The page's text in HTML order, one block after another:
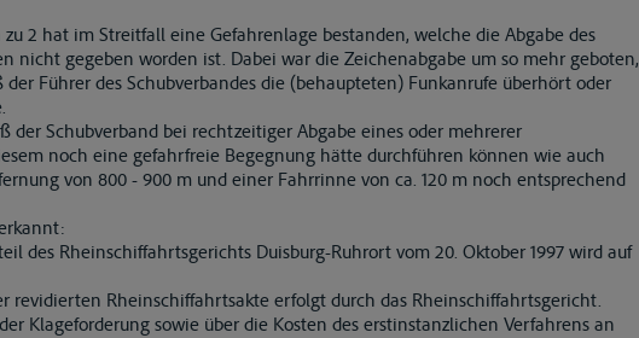
2 hat im Streitfall eine Gefahrenlage bestanden, welche die Abgabe des
nicht gegeben worden ist. Dabei war die Zeichenabgabe um so mehr geboten,
Führer des Schubverbandes die (behaupteten) Funkanrufe überhört oder
der Schubverband bei rechtzeitiger Abgabe eines oder mehrerer
noch eine gefahrfreie Begegnung hätte durchführen können wie auch
von 800 - 900 m und einer Fahrrinne von ca. 120 m noch entsprechend
des Rheinschiffahrtsgerichts Duisburg-Ruhrort vom 20. Oktober 1997 wird auf
revidierten Rheinschiffahrtsakte erfolgt durch das Rheinschiffahrtsgericht.
Klageforderung sowie über die Kosten des erstinstanzlichen Verfahrens an